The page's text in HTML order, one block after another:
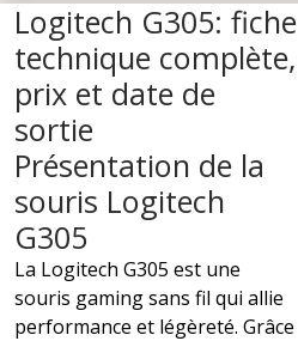
Logitech G305: fiche
technique complète,
prix et date de
sortie
Présentation de la
souris Logitech
G305
La Logitech G305 est une
souris gaming sans fil qui allie
performance et légèreté. Grâce